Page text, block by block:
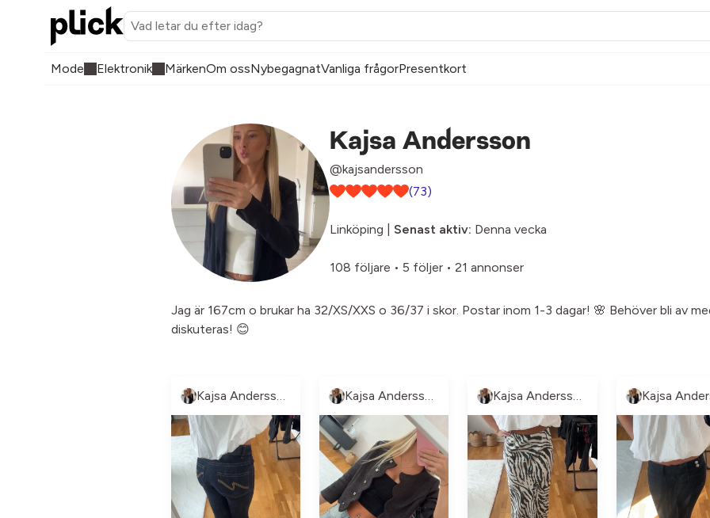
Mode Elektronik MärkenOm ossNybegagnatVanliga frågorPresentkort
Kajsa Andersson
@kajsandersson
(73)
Linköping | Senast aktiv: Denna vecka
108 följare • 5 följer • 21 annonser
Jag är 167cm o brukar ha 32/XS/XXS o 36/37 i skor. Postar inom 1-3 dagar! 🌸 Behöver bli av
diskuteras! 😊
Kajsa Andersson Kajsa Andersson Kajsa Andersson